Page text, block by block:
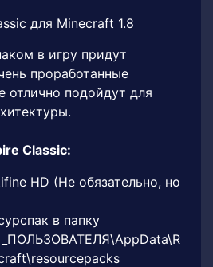
в игру придут
проработанные
отлично подойдут для
Classic:
HD (Не обязательно, но
в папку